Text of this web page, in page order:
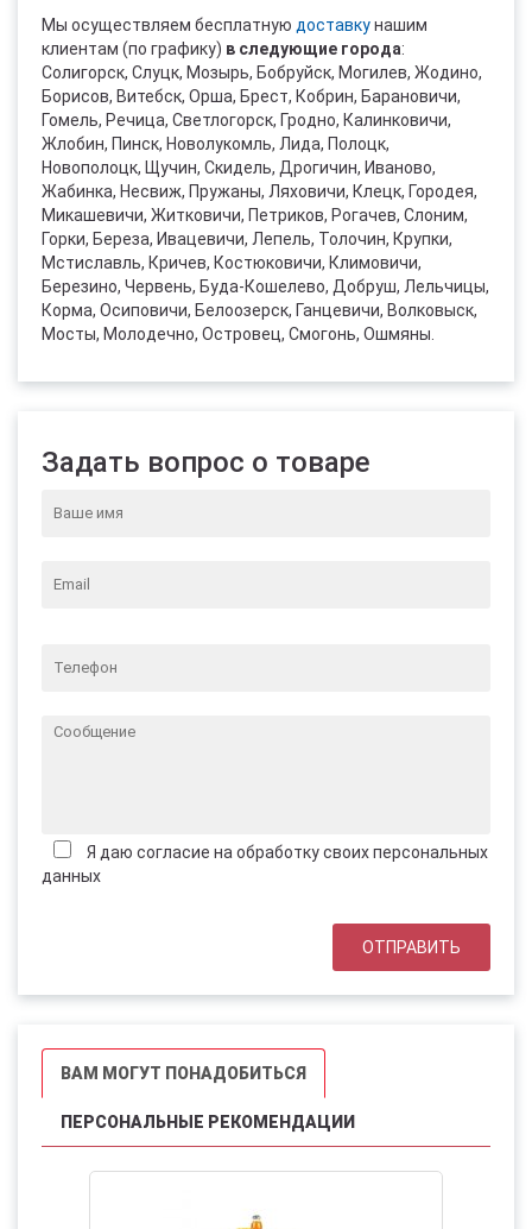
Мы осуществляем бесплатную доставкунашим
клиентам (по графику) в следующие города:
Солигорск, Слуцк, Мозырь, Бобруйск, Могилев, Жодино,
Борисов, Витебск, Орша, Брест, Кобрин, Барановичи,
Гомель, Речица, Светлогорск, Гродно, Калинковичи,
Жлобин, Пинск, Новолукомль, Лида, Полоцк,
Новополоцк, Щучин, Скидель, Дрогичин, Иваново,
Жабинка, Несвиж, Пружаны, Ляховичи, Клецк, Городея,
Микашевичи, Житковичи, Петриков, Рогачев, Слоним,
Горки, Береза, Ивацевичи, Лепель, Толочин, Крупки,
Мстиславль, Кричев, Костюковичи, Климовичи,
Березино, Червень, Буда-Кошелево, Добруш, Лельчицы,
Корма, Осиповичи, Белоозерск, Ганцевичи, Волковыск,
Мосты, Молодечно, Островец, Смогонь, Ошмяны.
Задать вопрос о товаре
Я даю согласие на обработку своих персональных
данных
ВАМ МОГУТ ПОНАДОБИТЬСЯ
ПЕРСОНАЛЬНЫЕ РЕКОМЕНДАЦИИ